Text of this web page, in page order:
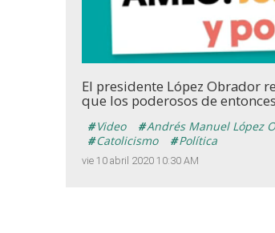
Unmute
vie 10 abril 2020 10:30 AM
El presidente López Obrador
que los poderosos de
Video Andrés Manuel López
Catolicismo
Política